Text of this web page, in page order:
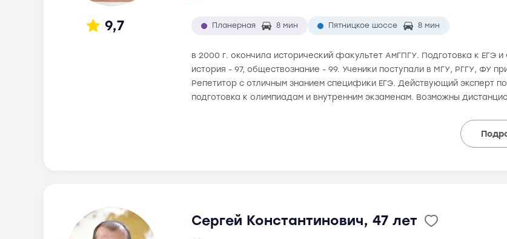
9,7 Планерная 8 мин Пятницкое шоссе 8 мин
в 2000 г. окончила исторический факультет АмГПГУ. Подготовка к ЕГЭ
история - 97, обществознание - 99. Ученики поступали в МГУ, РГГУ, ФУ
Репетитор с отличным знанием специфики ЕГЭ. Действующий эксперт
подготовка к олимпиадам и внутренним экзаменам. Возможны
Сергей Константинович, 47 лет